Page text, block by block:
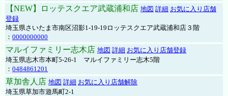
【NEW】ロッテスクエア武蔵浦和店 地図 詳細 お気に入り店舗
登録
埼玉県さいたま市南区沼影1-19-19ロッテスクエア武蔵浦和店３階
： 0000000000
マルイファミリー志木店 地図 詳細 お気に入り店舗登録
埼玉県志木市本町5-26-1 マルイファミリー志木5階
： 0484861201
草加舎人店 地図 詳細 お気に入り店舗解除
埼玉県草加市遊馬町2-1